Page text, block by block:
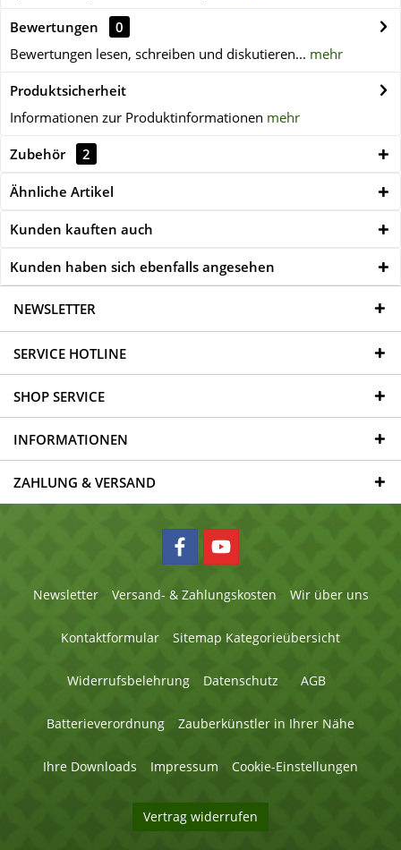
Bewertungen
0
Bewertungen lesen, schreiben und diskutieren... mehr
Produktsicherheit
Informationen zur Produktinformationen mehr
Zubehör 2
Ähnliche Artikel
Kunden kauften auch
Kunden haben sich ebenfalls angesehen
NEWSLETTER
SERVICE HOTLINE
SHOP SERVICE
INFORMATIONEN
ZAHLUNG & VERSAND
Newsletter Versand- & Zahlungskosten Wir über uns
Kontaktformular Sitemap Kategorieübersicht
Widerrufsbelehrung Datenschutz AGB
Batterieverordnung Zauberkünstler in Ihrer Nähe
Ihre Downloads Impressum Cookie-Einstellungen
Vertrag widerrufen